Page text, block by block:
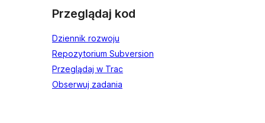
Przeglądaj kod
Dziennik rozwoju
Repozytorium Subversion
Przeglądaj w Trac
Obserwuj zadania